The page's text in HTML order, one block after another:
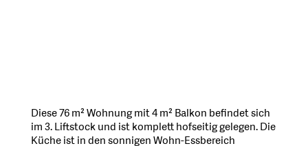
Diese 76 m² Wohnung mit 4 m² Balkon befindet sich
im 3. Liftstock und ist komplett hofseitig gelegen. Die
Küche ist in den sonnigen Wohn-Essbereich